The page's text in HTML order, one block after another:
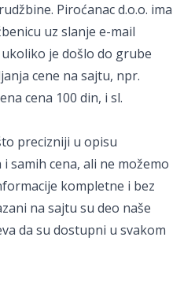
Piroćanac d.o.o. ima
uz slanje e-mail
je došlo do grube
cene na sajtu, npr.
cena 100 din, i sl.
precizniji u opisu
samih cena, ali ne možemo
kompletne i bez
na sajtu su deo naše
da su dostupni u svakom